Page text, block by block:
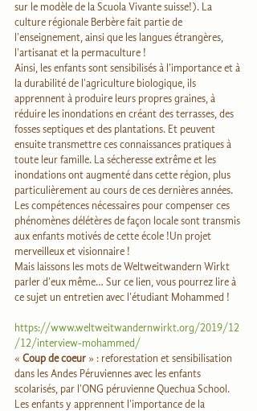
sur le modèle de la Scuola Vivante suisse!). La
culture régionale Berbère fait partie de
l'enseignement, ainsi que les langues étrangères,
l'artisanat et la permaculture !
Ainsi, les enfants sont sensibilisés à l'importance et à
la durabilité de l'agriculture biologique, ils
apprennent à produire leurs propres graines, à
réduire les inondations en créant des terrasses, des
fosses septiques et des plantations. Et peuvent
ensuite transmettre ces connaissances pratiques à
toute leur famille. La sécheresse extrême et les
inondations ont augmenté dans cette région, plus
particulièrement au cours de ces dernières années.
Les compétences nécessaires pour compenser ces
phénomènes délétères de façon locale sont transmis
aux enfants motivés de cette école !Un projet
merveilleux et visionnaire !
Mais laissons les mots de Weltweitwandern Wirkt
parler d'eux même… Sur ce lien, vous pourrez lire à
ce sujet un entretien avec l'étudiant Mohammed !
https://www.weltweitwandernwirkt.org/2019/12
/12/interview-mohammed/
« Coup de coeur » : reforestation et sensibilisation
dans les Andes Péruviennes avec les enfants
scolarisés, par l'ONG péruvienne Quechua School.
Les enfants y apprennent l'importance de la